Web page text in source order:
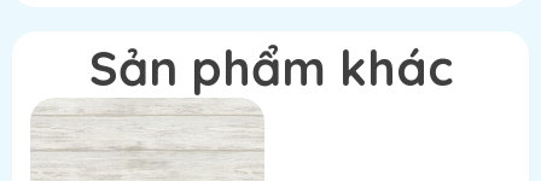
Sản phẩm khác